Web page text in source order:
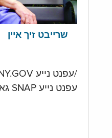
שרייבט זיך איין
/עפנט נייע NY.GOV אגסקאהאל
עפנט נייע SNAP גאס אקאונט